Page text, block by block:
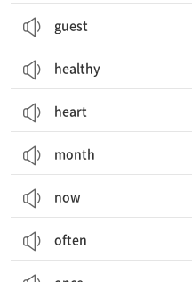
guest
healthy
heart
month
now
often